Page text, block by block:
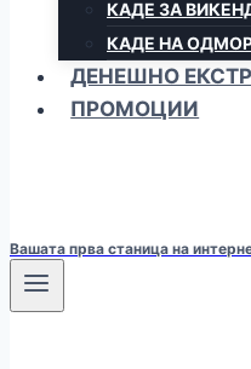
КАДЕ ЗА
КАДЕ НА
ДЕНЕШНО
ПРОМОЦИИ
Вашата прва станица на